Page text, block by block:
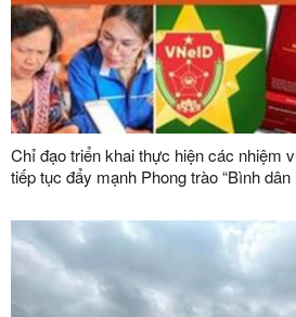
Chỉ đạo triển khai thực hiện các nhiệm
tiếp tục đẩy mạnh Phong trào “Bình